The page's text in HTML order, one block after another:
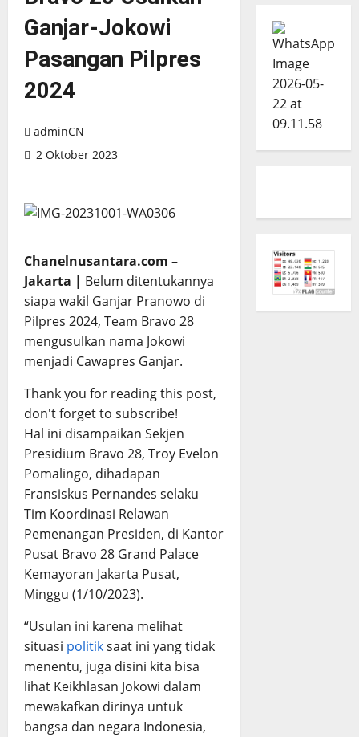
Ganjar-Jokowi
Pasangan Pilpres
2024
adminCN
2 Oktober 2023
Chanelnusantara.com –
Jakarta | Belum ditentukannya
siapa wakil Ganjar Pranowo di
Pilpres 2024, Team Bravo 28
mengusulkan nama Jokowi
menjadi Cawapres Ganjar.
Thank you for reading this post,
don't forget to subscribe!
Hal ini disampaikan Sekjen
Presidium Bravo 28, Troy Evelon
Pomalingo, dihadapan
Fransiskus Pernandes selaku
Tim Koordinasi Relawan
Pemenangan Presiden, di Kantor
Pusat Bravo 28 Grand Palace
Kemayoran Jakarta Pusat,
Minggu (1/10/2023).
“Usulan ini karena melihat
situasi politiksaat ini yang tidak
menentu, juga disini kita bisa
lihat Keikhlasan Jokowi dalam
mewakafkan dirinya untuk
bangsa dan negara Indonesia,